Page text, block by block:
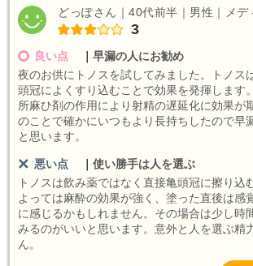
どっぽさん｜40代前半｜男性｜メ
3
良い点
早漏の人にお勧め
夜のお供にトノスを試してみました。トノス
頭冠によくすり込むことで効果を発揮します
所麻ひ剤の作用により射精の遅延化に効果が
のことで確かにいつもより長持ちしたので早
と思います。
悪い点
使い勝手は人を選ぶ
トノスは飲み薬ではなく直接亀頭冠に擦り込
よっては麻酔の効果が強く、塗った直後は感
に感じるかもしれません。その場合は少し時
みるのがいいと思います。意外と人を選ぶ精
ん。